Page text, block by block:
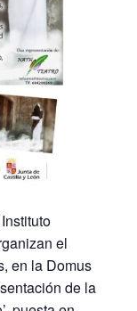
el
en la Domus
de la